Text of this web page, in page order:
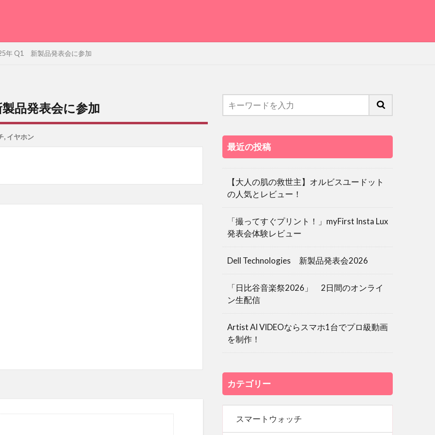
年 Q1 新製品発表会に参加
品発表会に参加
, イヤホン
最近の投稿
【大人の肌の救世主】オルビスユードット
の人気とレビュー！
「撮ってすぐプリント！」myFirst Insta Lux
発表会体験レビュー
Dell Technologies 新製品発表会2026
「日比谷音楽祭2026」 2日間のオンライ
ン生配信
Artist AI VIDEOならスマホ1台でプロ級動画
を制作！
カテゴリー
スマートウォッチ